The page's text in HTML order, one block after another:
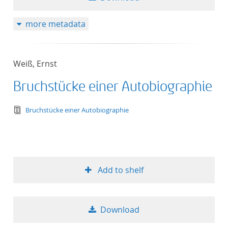
more metadata
Weiß, Ernst
Bruchstücke einer Autobiographie
text/tg.edition+tg.aggregation+xml
Bruchstücke einer Autobiographie
Add to shelf
Download